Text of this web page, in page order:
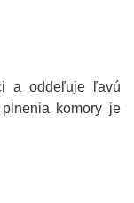
a oddeľuje ľavú
komory je